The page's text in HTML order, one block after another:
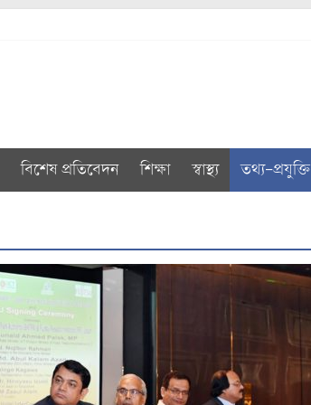
বিশেষ প্রতিবেদন শিক্ষা স্বাস্থ্য তথ্য-প্রযুক্তি